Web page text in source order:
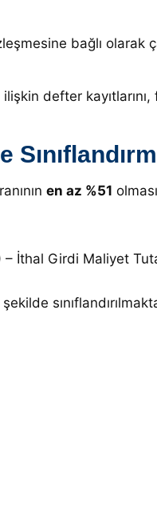
bağlı olarak
defter
en az %51
– İthal Girdi Maliyet